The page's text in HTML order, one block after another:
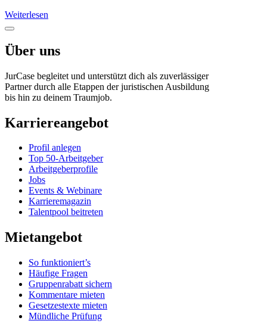
Weiterlesen
Über uns
JurCase begleitet und unterstützt dich als zuverlässiger
Partner durch alle Etappen der juristischen Ausbildung
bis hin zu deinem Traumjob.
Karriereangebot
Profil anlegen
Top 50-Arbeitgeber
Arbeitgeberprofile
Jobs
Events & Webinare
Karrieremagazin
Talentpool beitreten
Mietangebot
So funktioniert’s
Häufige Fragen
Gruppenrabatt sichern
Kommentare mieten
Gesetzestexte mieten
Mündliche Prüfung